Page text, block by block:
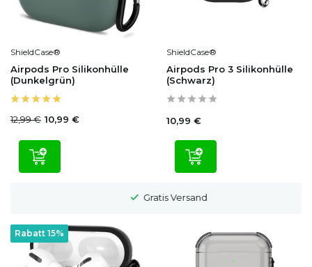
ShieldCase®
Airpods Pro Silikonhülle
(Dunkelgrün)
12,99 € 10,99 €
ShieldCase®
Airpods Pro 3 Silikonhülle
(Schwarz)
10,99 €
Gratis Versand
Rabatt 15%